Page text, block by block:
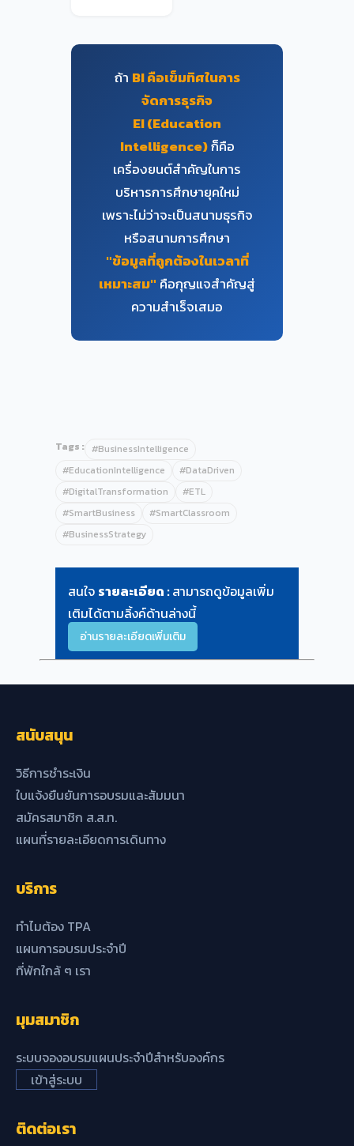
ถ้า BI คือเข็มทิศในการ
จัดการธุรกิจ
EI (Education
Intelligence)ก็คือ
เครื่องยนต์สำคัญในการ
บริหารการศึกษายุคใหม่
เพราะไม่ว่าจะเป็นสนามธุรกิจ
หรือสนามการศึกษา
"ข้อมูลที่ถูกต้องในเวลาที่
เหมาะสม" คือกุญแจสำคัญสู่
ความสำเร็จเสมอ
Tags : #BusinessIntelligence
#EducationIntelligence
#DataDriven
#DigitalTransformation
#ETL
#SmartBusiness
#SmartClassroom
#BusinessStrategy
สนใจ รายละเอียด :สามารถดูข้อมูลเพิ่ม
เติมได้ตามลิ้งค์ด้านล่างนี้
อ่านรายละเอียดเพิ่มเติม
สนับสนุน
วิธีการชำระเงิน
ใบแจ้งยืนยันการอบรมและสัมมนา
สมัครสมาชิก ส.ส.ท.
แผนที่รายละเอียดการเดินทาง
บริการ
ทำไมต้อง TPA
แผนการอบรมประจำปี
ที่พักใกล้ ๆ เรา
มุมสมาชิก
ระบบจองอบรมแผนประจำปีสำหรับองค์กร
เข้าสู่ระบบ
ติดต่อเรา